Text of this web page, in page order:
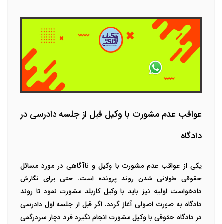
عواقب عدم مشورت با وکیل قبل از جلسه دادرسی در
دادگاه
یکی از عواقب عدم مشورت با وکیل و ناآگاهی در مورد مسائل
حقوقی طولانی شدن روند پرونده است. حتی برای نگارش
دادخواست اولیه نیز باید با وکیل کاربلد مشورت نمود تا روند
دادگاه به صورت اصولی آغاز گردد. اگر قبل از جلسه اول دادرسی
در دادگاه حقوقی با وکیل مشورت انجام نگیرد فرد دچار سردرگمی